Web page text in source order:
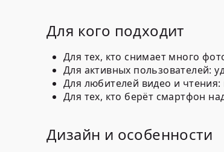
Для кого подходит
Для тех, кто снимает много
Для активных пользователей:
Для любителей видео и чтения:
Для тех, кто берёт смартфон
Дизайн и особенности